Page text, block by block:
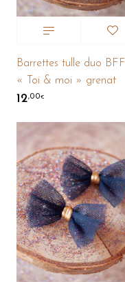
Barrettes tulle duo BFF
« Toi & moi » grenat
12,00€